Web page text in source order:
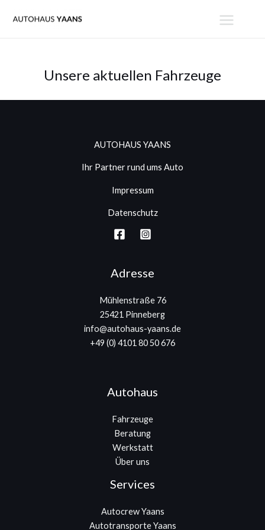
Inhalt
Unsere aktuellen Fahrzeuge
AUTOHAUS YAANS
Ihr Partner rund ums Auto
Impressum
Datenschutz
Adresse
Mühlenstraße 76
25421 Pinneberg
info@autohaus-yaans.de
+49 (0) 4101 80 50 676
Autohaus
Fahrzeuge
Beratung
Werkstatt
Über uns
Services
Autocrew Yaans
Autotransporte Yaans